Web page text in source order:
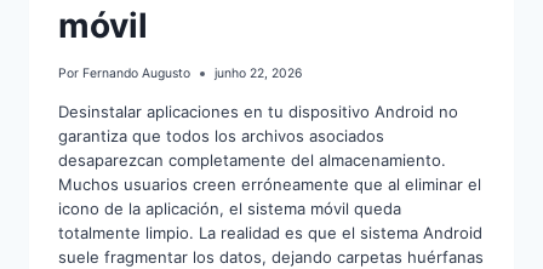
móvil
Por Fernando Augusto junho 22, 2026
Desinstalar aplicaciones en tu dispositivo Android no
garantiza que todos los archivos asociados
desaparezcan completamente del almacenamiento.
Muchos usuarios creen erróneamente que al eliminar el
icono de la aplicación, el sistema móvil queda
totalmente limpio. La realidad es que el sistema Android
suele fragmentar los datos, dejando carpetas huérfanas